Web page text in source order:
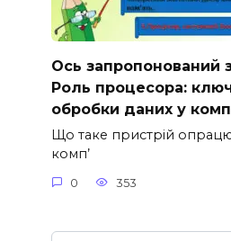
Ось запропонований
Роль процесора:
обробки даних у
Що таке пристрій
комп’
0 353